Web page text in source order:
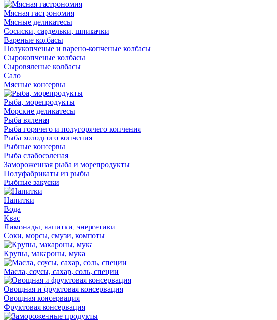
Мясная гастрономия
Мясные деликатесы
Сосиски, сардельки, шпикачки
Вареные колбасы
Полукопченые и варено-копченые колбасы
Сырокопченые колбасы
Сыровяленые колбасы
Сало
Мясные консервы
Рыба, морепродукты
Морские деликатесы
Рыба вяленая
Рыба горячего и полугорячего копчения
Рыба холодного копчения
Рыбные консервы
Рыба слабосоленая
Замороженная рыба и морепродукты
Полуфабрикаты из рыбы
Рыбные закуски
Напитки
Вода
Квас
Лимонады, напитки, энергетики
Соки, морсы, смузи, компоты
Крупы, макароны, мука
Масла, соусы, сахар, соль, специи
Овощная и фруктовая консервация
Овощная консервация
Фруктовая консервация